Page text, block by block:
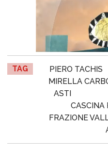
TAG PIERO TACHIS
MIRELLA
ASTI
CASCINA
FRAZIONE